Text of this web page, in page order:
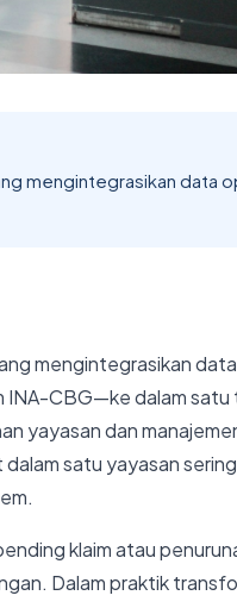
mengintegrasikan data
mengintegrasikan
INA-CBG—ke dalam satu
yayasan dan
satu yayasan
klaim atau
Dalam praktik